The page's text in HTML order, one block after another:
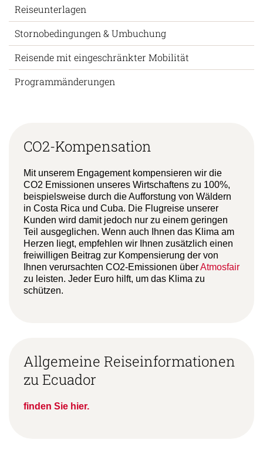
Reiseunterlagen
Stornobedingungen & Umbuchung
Reisende mit eingeschränkter Mobilität
Programmänderungen
CO2-Kompensation
Mit unserem Engagement kompensieren wir die
CO2 Emissionen unseres Wirtschaftens zu 100%,
beispielsweise durch die Aufforstung von Wäldern
in Costa Rica und Cuba. Die Flugreise unserer
Kunden wird damit jedoch nur zu einem geringen
Teil ausgeglichen. Wenn auch Ihnen das Klima am
Herzen liegt, empfehlen wir Ihnen zusätzlich einen
freiwilligen Beitrag zur Kompensierung der von
Ihnen verursachten CO2-Emissionen überAtmosfair
zu leisten. Jeder Euro hilft, um das Klima zu
schützen.
Allgemeine Reiseinformationen
zu Ecuador
finden Sie hier.